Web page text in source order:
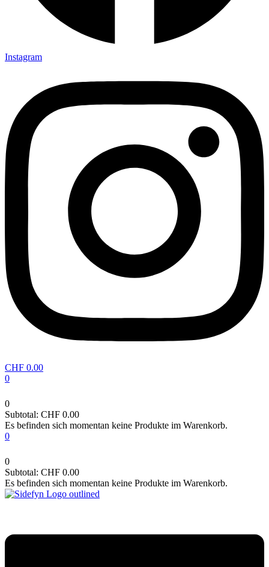
Instagram
CHF 0.00
0
0
Subtotal: CHF 0.00
Es befinden sich momentan keine Produkte im Warenkorb.
0
0
Subtotal: CHF 0.00
Es befinden sich momentan keine Produkte im Warenkorb.